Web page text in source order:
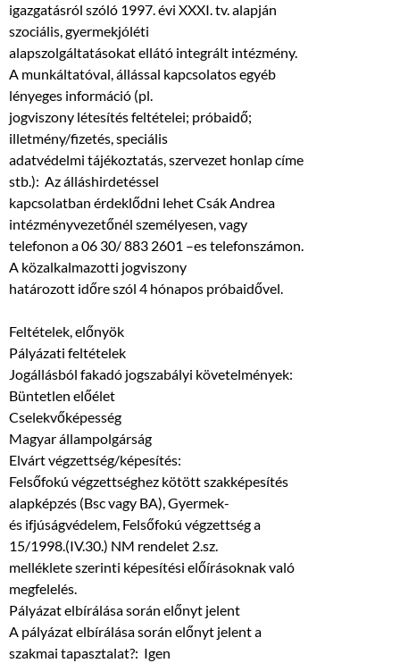
igazgatásról szóló 1997. évi XXXI. tv. alapján
szociális, gyermekjóléti
alapszolgáltatásokat ellátó integrált intézmény.
A munkáltatóval, állással kapcsolatos egyéb
lényeges információ (pl.
jogviszony létesítés feltételei; próbaidő;
illetmény/fizetés, speciális
adatvédelmi tájékoztatás, szervezet honlap címe
stb.): Az álláshirdetéssel
kapcsolatban érdeklődni lehet Csák Andrea
intézményvezetőnél személyesen, vagy
telefonon a 06 30/ 883 2601 –es telefonszámon.
A közalkalmazotti jogviszony
határozott időre szól 4 hónapos próbaidővel.
Feltételek, előnyök
Pályázati feltételek
Jogállásból fakadó jogszabályi követelmények:
Büntetlen előélet
Cselekvőképesség
Magyar állampolgárság
Elvárt végzettség/képesítés:
Felsőfokú végzettséghez kötött szakképesítés
alapképzés (Bsc vagy BA), Gyermek-
és ifjúságvédelem, Felsőfokú végzettség a
15/1998.(IV.30.) NM rendelet 2.sz.
melléklete szerinti képesítési előírásoknak való
megfelelés.
Pályázat elbírálása során előnyt jelent
A pályázat elbírálása során előnyt jelent a
szakmai tapasztalat?: Igen